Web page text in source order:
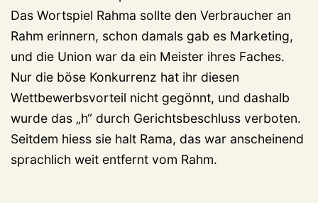
Das Wortspiel Rahma sollte den Verbraucher an
Rahm erinnern, schon damals gab es Marketing,
und die Union war da ein Meister ihres Faches.
Nur die böse Konkurrenz hat ihr diesen
Wettbewerbsvorteil nicht gegönnt, und dashalb
wurde das „h“ durch Gerichtsbeschluss verboten.
Seitdem hiess sie halt Rama, das war anscheinend
sprachlich weit entfernt vom Rahm.